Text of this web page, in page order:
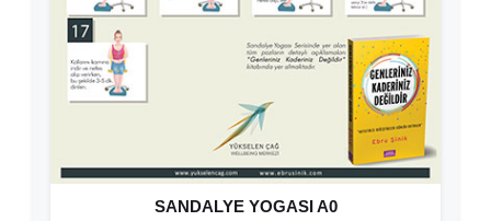
SANDALYE YOGASI A0